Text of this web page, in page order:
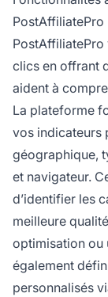
PostAffiliatePro
clics en offrant
aident à
La plateforme
vos indicateurs
géographique,
et navigateur.
d’identifier les
meilleure
optimisation ou
également
personnalisés